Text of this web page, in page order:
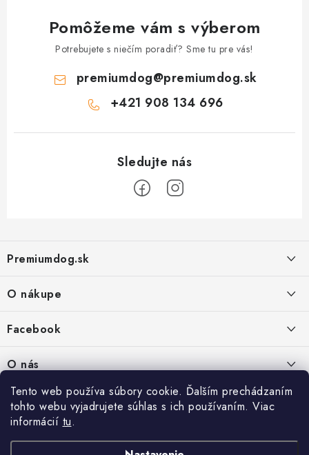
Tento web používa súbory cookie. Ďalším prechádzaním
tohto webu vyjadrujete súhlas s ich používaním. Viac
informácií tu.
Pomôžeme vám s výberom
Potrebujete s niečím poradiť? Sme tu pre vás!
premiumdog@premiumdog.sk
+421 908 134 696
p
ä
Premiumdog.sk
PREDAJŇA:
Petőfiho 65
Štúrovo 943 01
Po-Pia - 8:00-18:00
O nákupe
Ochrana osobných údajov
Vrátanie tovaru
Reklamácie
Facebook
O nás
Kontakty
Prečo nakúpiť u nás
Predajňa